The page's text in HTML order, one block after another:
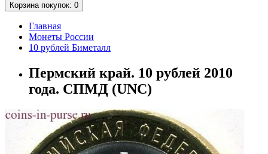
Корзинапокупок: 0
Главная
Монеты России
10 рублей Биметалл
Пермский край. 10 рублей 2010
года. СПМД (UNC)